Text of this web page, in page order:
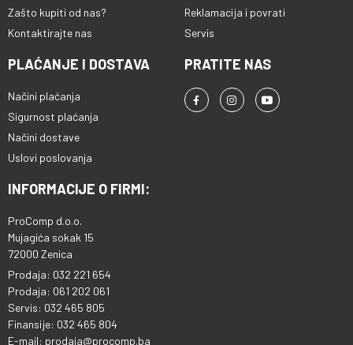
Zašto kupiti od nas?
Kontaktirajte nas
Reklamacija i povrati
Servis
PLAĆANJE I DOSTAVA
Načini plaćanja
Sigurnost plaćanja
Načini dostave
Uslovi poslovanja
PRATITE NAS
INFORMACIJE O FIRMI:
ProComp d.o.o.
Mujagića sokak 15
72000 Zenica
Prodaja: 032 221 654
Prodaja: 061 202 061
Servis: 032 465 805
Finansije: 032 465 804
E-mail: prodaja@procomp.ba